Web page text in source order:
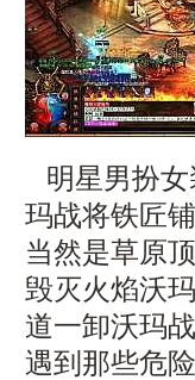
明星男扮女
玛战将铁匠
当然是草原
毁灭火焰沃
道一卸沃玛
遇到那些危